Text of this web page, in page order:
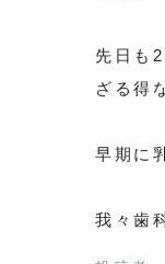
先日も
ざる得
早期に
我々歯